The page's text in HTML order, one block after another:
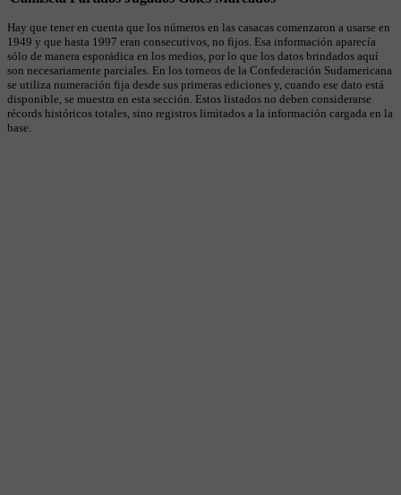
Hay que tener en cuenta que los números en las casacas comenzaron a usarse en
1949 y que hasta 1997 eran consecutivos, no fijos. Esa información aparecía
sólo de manera esporádica en los medios, por lo que los datos brindados aquí
son necesariamente parciales. En los torneos de la Confederación Sudamericana
se utiliza numeración fija desde sus primeras ediciones y, cuando ese dato está
disponible, se muestra en esta sección. Estos listados no deben considerarse
récords históricos totales, sino registros limitados a la información cargada en la
base.